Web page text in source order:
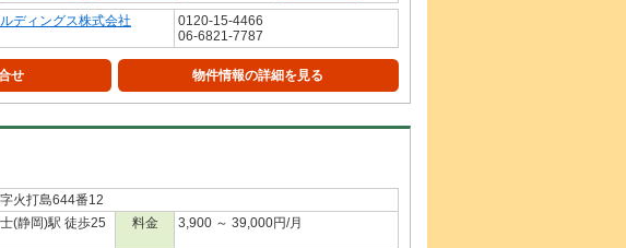
ディングス株式会社
0120-15-4466
06-6821-7787
せ 物件情報の詳細を見る
火打島644番12
(静岡)駅 徒歩25
料金 3,900 ～ 39,000円/月